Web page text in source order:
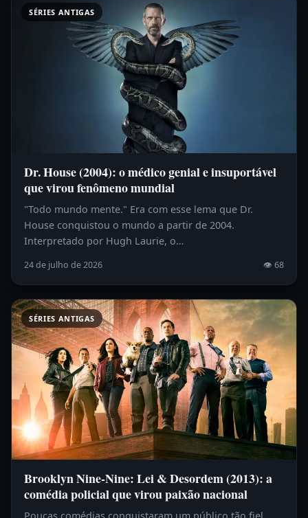
SÉRIES ANTIGAS
Dr. House (2004): o médico genial e insuportável
que virou fenômeno mundial
"Todo mundo mente." Era com esse lema que Dr.
House conquistou o mundo a partir de 2004.
Interpretado por Hugh Laurie, o…
24 de julho de 2026 👁 68
SÉRIES ANTIGAS
Brooklyn Nine-Nine: Lei & Desordem (2013): a
comédia policial que virou paixão nacional